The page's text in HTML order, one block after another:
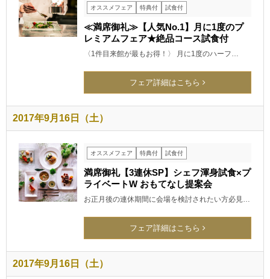
オススメフェア 特典付 試食付
≪満席御礼≫【人気No.1】月に1度のプ
レミアムフェア★絶品コース試食付
〈1件目来館が最もお得！〉 月に1度のハーフ…
フェア詳細はこちら
2017年9月16日（土）
オススメフェア 特典付 試食付
満席御礼【3連休SP】シェフ渾身試食×プ
ライベートW おもてなし提案会
お正月後の連休期間に会場を検討されたい方必見…
フェア詳細はこちら
2017年9月16日（土）